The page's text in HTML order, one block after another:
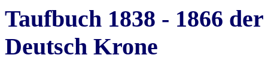
Taufbuch 1838 - 1866
Deutsch Krone